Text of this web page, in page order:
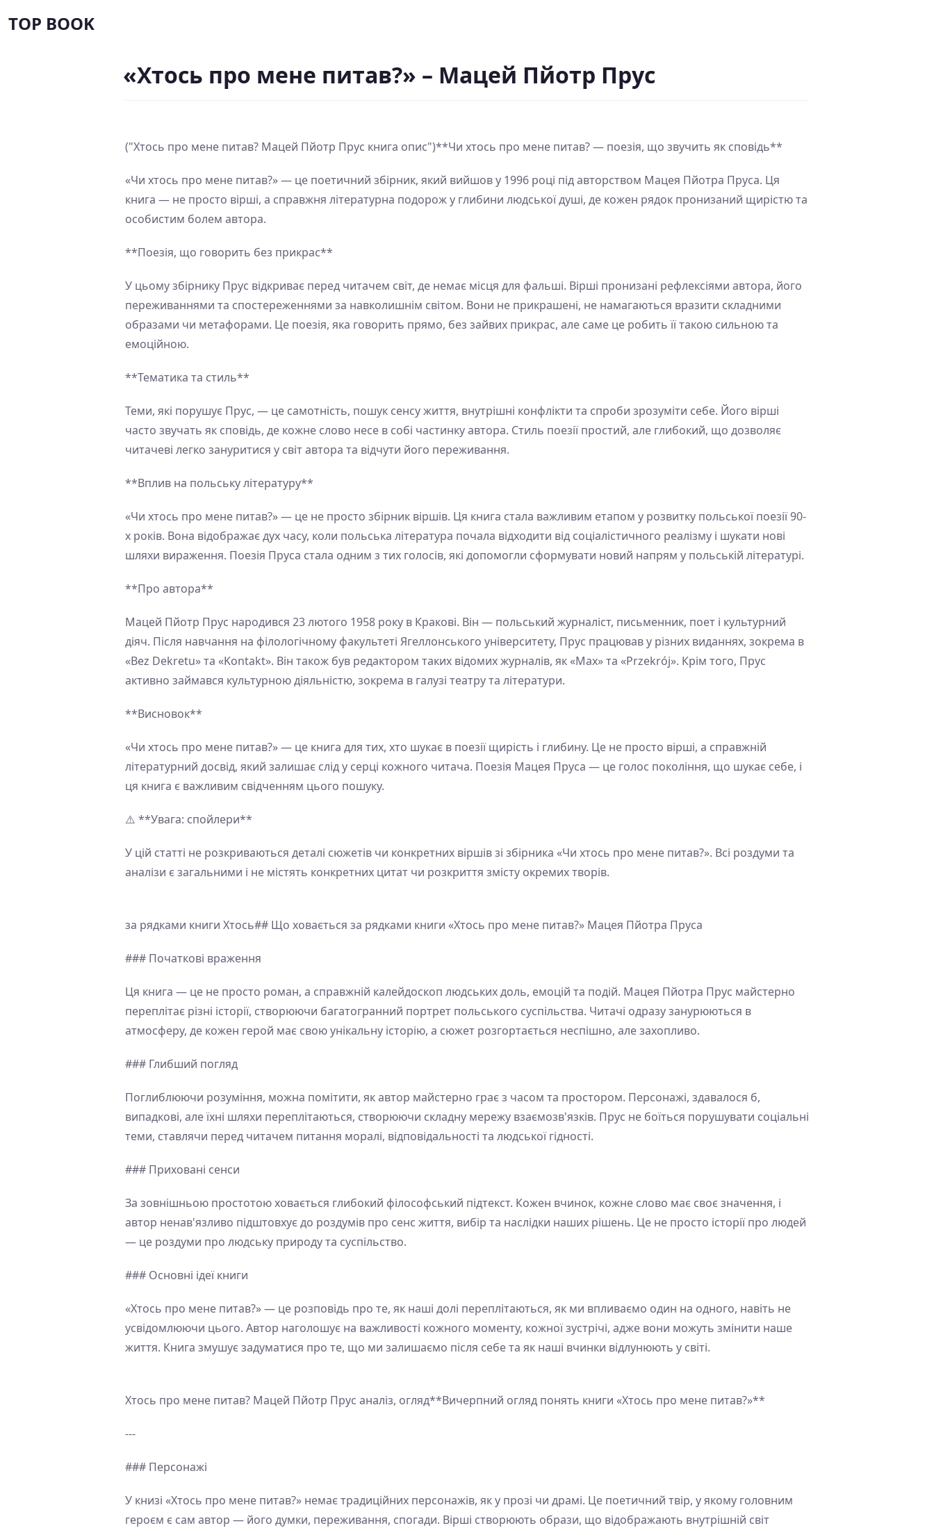
TOP BOOK
«Хтось про мене питав?» – Мацей Пйотр Прус
("Хтось про мене питав? Мацей Пйотр Прус книга опис")**Чи хтось про мене питав? — поезія, що звучить як сповідь**
«Чи хтось про мене питав?» — це поетичний збірник, який вийшов у 1996 році під авторством Мацея Пйотра Пруса. Ця
книга — не просто вірші, а справжня літературна подорож у глибини людської душі, де кожен рядок пронизаний щирістю та
особистим болем автора.
**Поезія, що говорить без прикрас**
У цьому збірнику Прус відкриває перед читачем світ, де немає місця для фальші. Вірші пронизані рефлексіями автора, його
переживаннями та спостереженнями за навколишнім світом. Вони не прикрашені, не намагаються вразити складними
образами чи метафорами. Це поезія, яка говорить прямо, без зайвих прикрас, але саме це робить її такою сильною та
емоційною.
**Тематика та стиль**
Теми, які порушує Прус, — це самотність, пошук сенсу життя, внутрішні конфлікти та спроби зрозуміти себе. Його вірші
часто звучать як сповідь, де кожне слово несе в собі частинку автора. Стиль поезії простий, але глибокий, що дозволяє
читачеві легко зануритися у світ автора та відчути його переживання.
**Вплив на польську літературу**
«Чи хтось про мене питав?» — це не просто збірник віршів. Ця книга стала важливим етапом у розвитку польської поезії 90-
х років. Вона відображає дух часу, коли польська література почала відходити від соціалістичного реалізму і шукати нові
шляхи вираження. Поезія Пруса стала одним з тих голосів, які допомогли сформувати новий напрям у польській літературі.
**Про автора**
Мацей Пйотр Прус народився 23 лютого 1958 року в Кракові. Він — польський журналіст, письменник, поет і культурний
діяч. Після навчання на філологічному факультеті Ягеллонського університету, Прус працював у різних виданнях, зокрема в
«Bez Dekretu» та «Kontakt». Він також був редактором таких відомих журналів, як «Max» та «Przekrój». Крім того, Прус
активно займався культурною діяльністю, зокрема в галузі театру та літератури.
**Висновок**
«Чи хтось про мене питав?» — це книга для тих, хто шукає в поезії щирість і глибину. Це не просто вірші, а справжній
літературний досвід, який залишає слід у серці кожного читача. Поезія Мацея Пруса — це голос покоління, що шукає себе, і
ця книга є важливим свідченням цього пошуку.
⚠️ **Увага: спойлери**
У цій статті не розкриваються деталі сюжетів чи конкретних віршів зі збірника «Чи хтось про мене питав?». Всі роздуми та
аналізи є загальними і не містять конкретних цитат чи розкриття змісту окремих творів.
за рядками книги Хтось## Що ховається за рядками книги «Хтось про мене питав?» Мацея Пйотра Пруса
### Початкові враження
Ця книга — це не просто роман, а справжній калейдоскоп людських доль, емоцій та подій. Мацея Пйотра Прус майстерно
переплітає різні історії, створюючи багатогранний портрет польського суспільства. Читачі одразу занурюються в
атмосферу, де кожен герой має свою унікальну історію, а сюжет розгортається неспішно, але захопливо.
### Глибший погляд
Поглиблюючи розуміння, можна помітити, як автор майстерно грає з часом та простором. Персонажі, здавалося б,
випадкові, але їхні шляхи переплітаються, створюючи складну мережу взаємозв'язків. Прус не боїться порушувати соціальні
теми, ставлячи перед читачем питання моралі, відповідальності та людської гідності.
### Приховані сенси
За зовнішньою простотою ховається глибокий філософський підтекст. Кожен вчинок, кожне слово має своє значення, і
автор ненав'язливо підштовхує до роздумів про сенс життя, вибір та наслідки наших рішень. Це не просто історії про людей
— це роздуми про людську природу та суспільство.
### Основні ідеї книги
«Хтось про мене питав?» — це розповідь про те, як наші долі переплітаються, як ми впливаємо один на одного, навіть не
усвідомлюючи цього. Автор наголошує на важливості кожного моменту, кожної зустрічі, адже вони можуть змінити наше
життя. Книга змушує задуматися про те, що ми залишаємо після себе та як наші вчинки відлунюють у світі.
Хтось про мене питав? Мацей Пйотр Прус аналіз, огляд**Вичерпний огляд понять книги «Хтось про мене питав?»**
---
### Персонажі
У книзі «Хтось про мене питав?» немає традиційних персонажів, як у прозі чи драмі. Це поетичний твір, у якому головним
героєм є сам автор — його думки, переживання, спогади. Вірші створюють образи, що відображають внутрішній світ